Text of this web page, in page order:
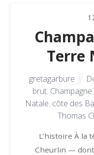
Terre
gretagarbure
brut, Champagne,
Natale, côte des
Thomas
L’histoire À la
Cheurlin —